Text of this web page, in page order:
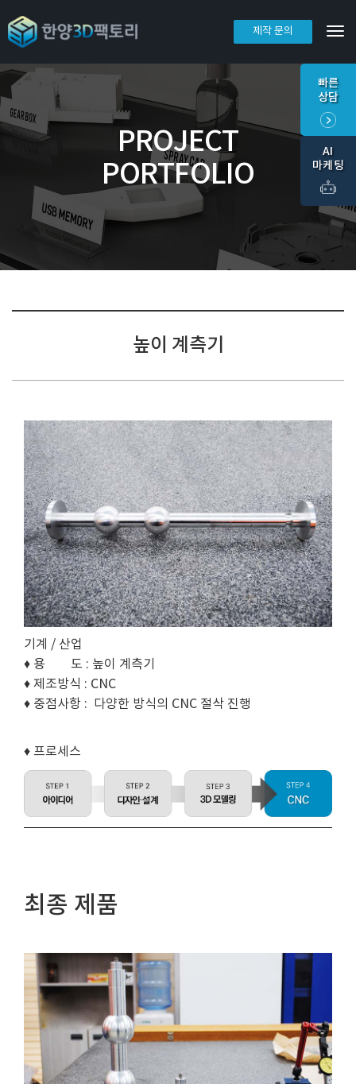
제작 문의
PROJECT
PORTFOLIO
높이 계측기
기계 / 산업
♦ 용 도 : 높이 계측기
♦ 제조방식 : CNC
♦ 중점사항 : 다양한 방식의 CNC 절삭 진행
♦ 프로세스
최종 제품
빠른
상담
AI
마케팅